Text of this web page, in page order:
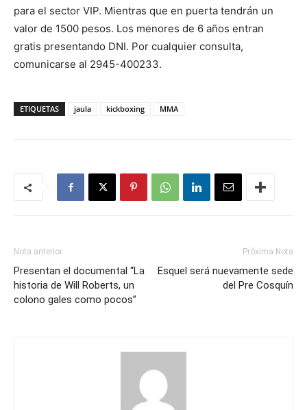
para el sector VIP. Mientras que en puerta tendrán un
valor de 1500 pesos. Los menores de 6 años entran
gratis presentando DNI. Por cualquier consulta,
comunicarse al 2945-400233.
ETIQUETAS jaula kickboxing MMA
Nota anterior
Presentan el documental “La
historia de Will Roberts, un
colono gales como pocos”
Próxima Nota
Esquel será nuevamente sede
del Pre Cosquín